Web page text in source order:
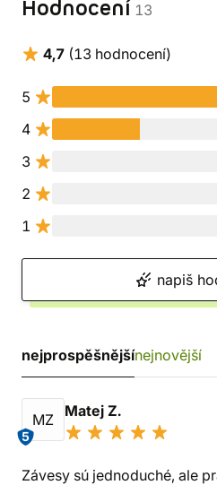
Hodnocení 13
4,7 (13 hodnocení)
5
4
3
2
1
napiš
nejprospěšnějšínejnovější
MZ
5
Matej Z.
Závesy sú jednoduché, ale